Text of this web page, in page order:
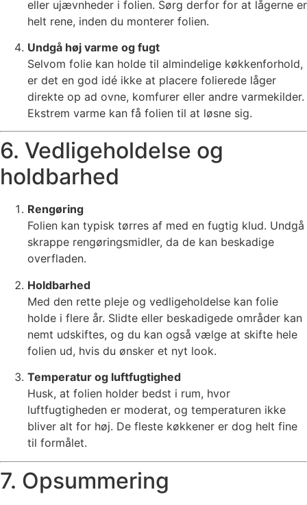
eller ujævnheder i folien. Sørg derfor for at lågerne er
helt rene, inden du monterer folien.
Undgå høj varme og fugt
Selvom folie kan holde til almindelige køkkenforhold,
er det en god idé ikke at placere folierede låger
direkte op ad ovne, komfurer eller andre varmekilder.
Ekstrem varme kan få folien til at løsne sig.
6. Vedligeholdelse og
holdbarhed
Rengøring
Folien kan typisk tørres af med en fugtig klud. Undgå
skrappe rengøringsmidler, da de kan beskadige
overfladen.
Holdbarhed
Med den rette pleje og vedligeholdelse kan folie
holde i flere år. Slidte eller beskadigede områder kan
nemt udskiftes, og du kan også vælge at skifte hele
folien ud, hvis du ønsker et nyt look.
Temperatur og luftfugtighed
Husk, at folien holder bedst i rum, hvor
luftfugtigheden er moderat, og temperaturen ikke
bliver alt for høj. De fleste køkkener er dog helt fine
til formålet.
7. Opsummering